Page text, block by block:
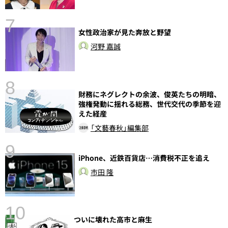
7
女性政治家が見た奔放と野望
河野 嘉誠
8
財務にネグレクトの余波、俊英たちの明暗、
強権発動に揺れる総務、世代交代の季節を迎
えた経産
「文藝春秋」編集部
9
iPhone、近鉄百貨店…消費税不正を追え
市田 隆
10
ついに壊れた高市と麻生